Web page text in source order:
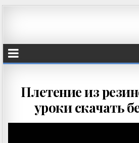
Плетение из
уроки скачать